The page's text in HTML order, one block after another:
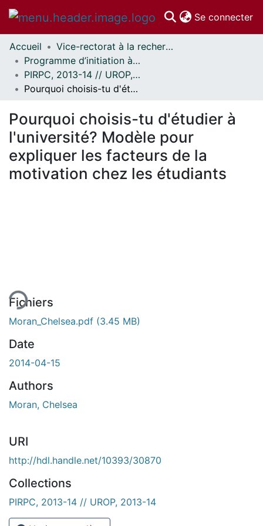
Se connecter
Communautés
et collections
Parcourir
Statistiques
À propos
Accueil
Vice-rectorat à la recherche // Office of the V-P, Research
Programme d’initiation à la recherche au premier cycle (PIRPC) // Undergraduate Research Opportunity Program (UROP)
PIRPC, 2013-14 // UROP, 2013-14
Pourquoi choisis-tu d'étudier à l'université? Modèle pour expliquer les facteurs de la motivation chez les étudiants
Pourquoi choisis-tu d'étudier à
l'université? Modèle pour
expliquer les facteurs de la
motivation chez les étudiants
Fichiers
Moran_Chelsea.pdf (3.45 MB)
Date
2014-04-15
Authors
Moran, Chelsea
URI
http://hdl.handle.net/10393/30870
Collections
PIRPC, 2013-14 // UROP, 2013-14